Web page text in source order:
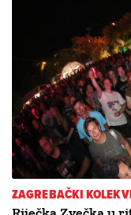
ZAGREBAČKI